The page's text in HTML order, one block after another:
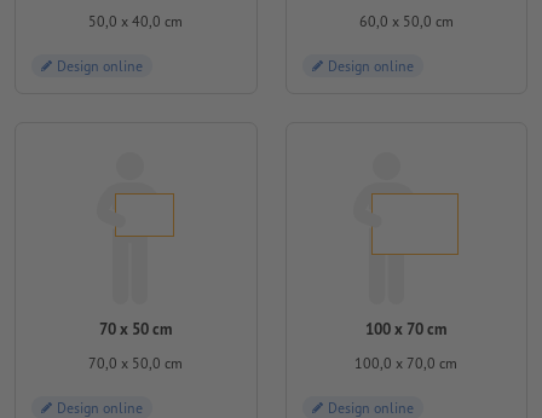
50,0 x 40,0 cm
Design online
60,0 x 50,0 cm
Design online
70 x 50 cm
70,0 x 50,0 cm
Design online
100 x 70 cm
100,0 x 70,0 cm
Design online